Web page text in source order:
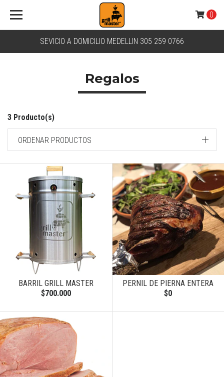
SEVICIO A DOMICILIO MEDELLIN 305 259 0766
0
Regalos
3 Producto(s)
ORDENAR PRODUCTOS
BARRIL GRILL MASTER
$700.000
PERNIL DE PIERNA ENTERA
$0